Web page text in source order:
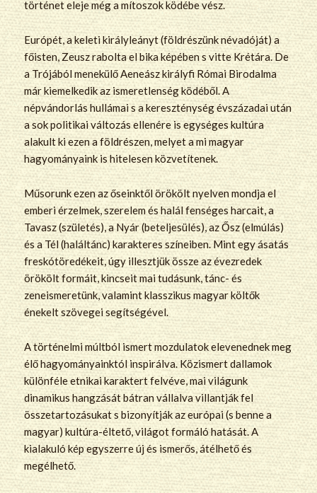
történet eleje még a mítoszok ködébe vész.
Európét, a keleti királyleányt (földrészünk névadóját) a
főisten, Zeusz rabolta el bika képében s vitte Krétára. De
a Trójából menekülő Aeneász királyfi Római Birodalma
már kiemelkedik az ismeretlenség ködéből. A
népvándorlás hullámai s a kereszténység évszázadai után
a sok politikai változás ellenére is egységes kultúra
alakult ki ezen a földrészen, melyet a mi magyar
hagyományaink is hitelesen közvetítenek.
Műsorunk ezen az őseinktől örökölt nyelven mondja el
emberi érzelmek, szerelem és halál fenséges harcait, a
Tavasz (születés), a Nyár (beteljesülés), az Ősz (elmúlás)
és a Tél (haláltánc) karakteres színeiben. Mint egy ásatás
freskótöredékeit, úgy illesztjük össze az évezredek
örökölt formáit, kincseit mai tudásunk, tánc- és
zeneismeretünk, valamint klasszikus magyar költők
énekelt szövegei segítségével.
A történelmi múltból ismert mozdulatok elevenednek meg
élő hagyományainktól inspirálva. Közismert dallamok
különféle etnikai karaktert felvéve, mai világunk
dinamikus hangzását bátran vállalva villantják fel
összetartozásukat s bizonyítják az európai (s benne a
magyar) kultúra-éltető, világot formáló hatását. A
kialakuló kép egyszerre új és ismerős, átélhető és
megélhető.